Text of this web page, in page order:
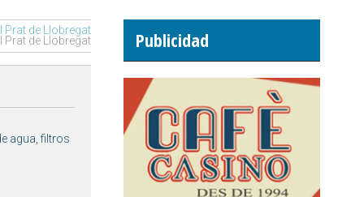
Prat de Llobregat
de Llobregat
agua, filtros
Publicidad